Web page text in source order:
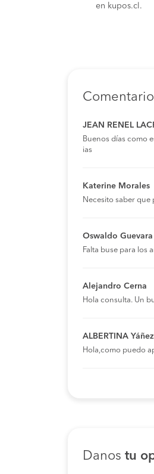
en kupos.cl.
JEAN RENEL
Buenos días como
ias
Katerine Morales
Necesito saber que
Oswaldo Guevara
Falta buse para los
Alejandro Cerna
Hola consulta. Un
ALBERTINA Yáñez
Hola,como puedo
Danos tu